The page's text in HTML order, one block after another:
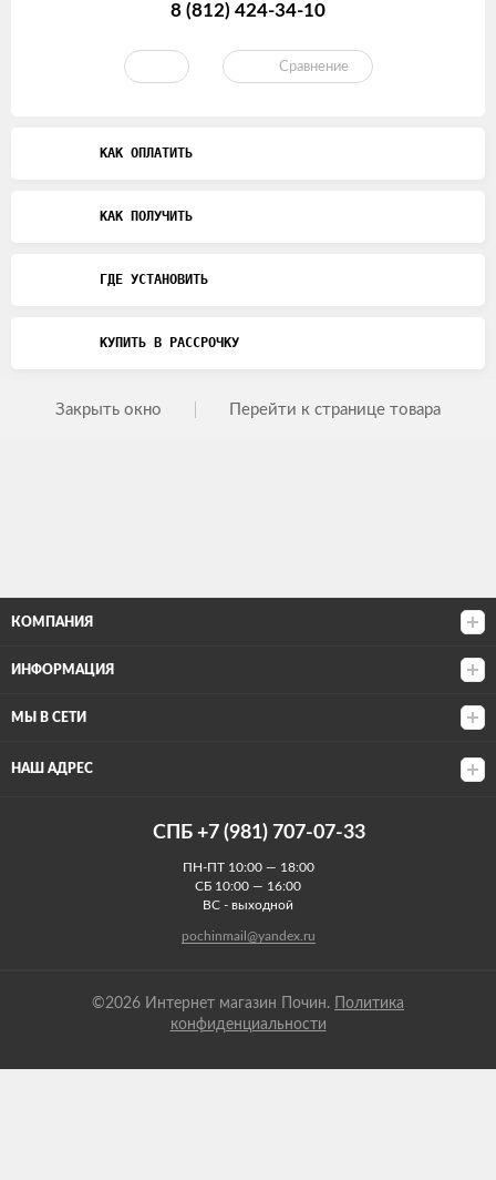
8 (812) 424-34-10
Сравнение
КАК ОПЛАТИТЬ
КАК ПОЛУЧИТЬ
ГДЕ УСТАНОВИТЬ
КУПИТЬ В РАССРОЧКУ
Закрыть окно Перейти к странице товара
КОМПАНИЯ
ИНФОРМАЦИЯ
МЫ В СЕТИ
НАШ АДРЕС
СПБ +7 (981) 707-07-33
ПН-ПТ 10:00 — 18:00
СБ 10:00 — 16:00
ВС - выходной
pochinmail@yandex.ru
©2026 Интернет магазин Почин.
Политика
конфиденциальности